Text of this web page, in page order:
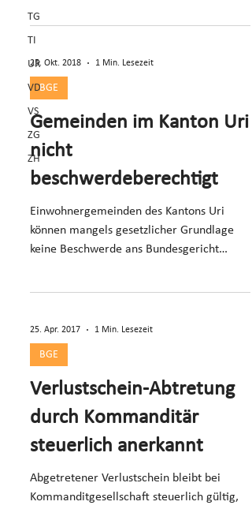
TG
TI
UR
VD
VS
ZG
ZH
25. Okt. 2018 1 Min. Lesezeit
BGE
Gemeinden im Kanton Uri
nicht
beschwerdeberechtigt
Einwohnergemeinden des Kantons Uri
können mangels gesetzlicher Grundlage
keine Beschwerde ans Bundesgericht
25. Apr. 2017 1 Min. Lesezeit
BGE
Verlustschein-Abtretung
durch Kommanditär
steuerlich anerkannt
Abgetretener Verlustschein bleibt bei
Kommanditgesellschaft steuerlich gültig,